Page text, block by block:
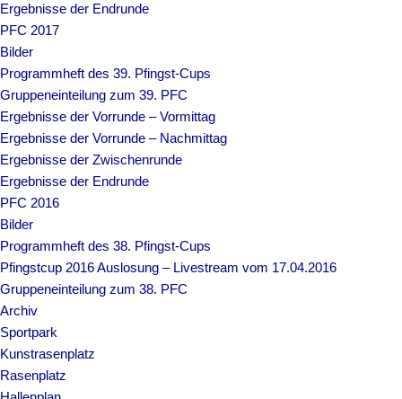
Ergebnisse der Endrunde
PFC 2017
Bilder
Programmheft des 39. Pfingst-Cups
Gruppeneinteilung zum 39. PFC
Ergebnisse der Vorrunde – Vormittag
Ergebnisse der Vorrunde – Nachmittag
Ergebnisse der Zwischenrunde
Ergebnisse der Endrunde
PFC 2016
Bilder
Programmheft des 38. Pfingst-Cups
Pfingstcup 2016 Auslosung – Livestream vom 17.04.2016
Gruppeneinteilung zum 38. PFC
Archiv
Sportpark
Kunstrasenplatz
Rasenplatz